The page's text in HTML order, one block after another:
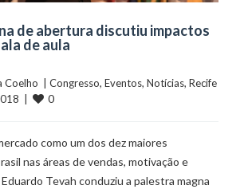
de abertura discutiu impactos
de aula
Coelho  |
Congresso, Eventos, Notícias, Recife
|
0
como um dos dez maiores
nas áreas de vendas, motivação e
Tevah conduziu a palestra magna